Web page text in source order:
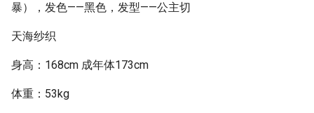
暴），发色——黑色，发型——公主切
天海纱织
身高：168cm 成年体173cm
体重：53kg